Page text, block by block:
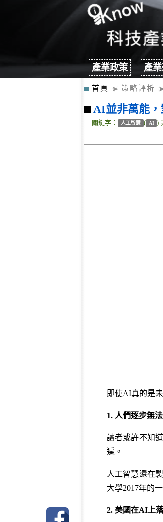
產業政策 產
首頁 策略評析
AI並非萬能
關鍵字： 人工智慧 ( AI )
即使AI真的是
1. 人們逐步無
讀者或許不知
遍。
人工智慧還在
大學2017年的
2. 美國在AI上